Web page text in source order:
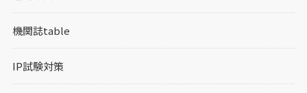
機関誌table
IP試験対策